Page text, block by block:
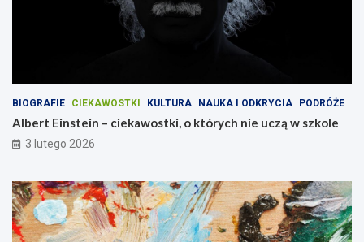
BIOGRAFIE CIEKAWOSTKI KULTURA NAUKA I ODKRYCIA PODRÓŻE
Albert Einstein – ciekawostki, o których nie uczą w szkole
3 lutego 2026